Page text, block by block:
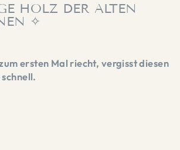
HOLZ DER ALTEN
✧
ersten Mal riecht, vergisst diesen